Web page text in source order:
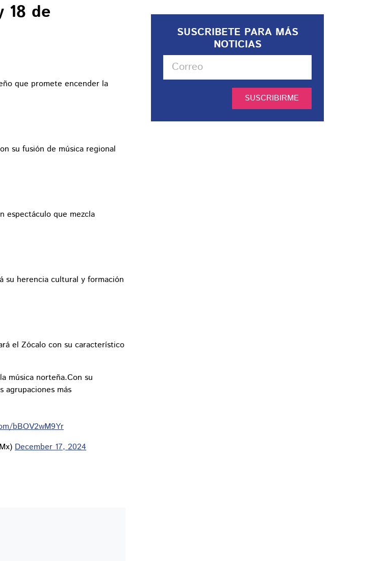
18 de
que promete encender la
su fusión de música regional
espectáculo que mezcla
su herencia cultural y formación
el Zócalo con su característico
música norteña.Con su
agrupaciones más
bBOV2wM9Yr
December 17, 2024
SUSCRIBETE PARA MÁS
NOTICIAS
SUSCRIBIRME